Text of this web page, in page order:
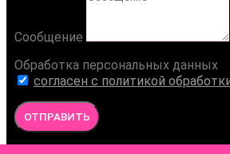
Сообщение
Обработка персональных данных
согласен с политикой
ОТПРАВИТЬ